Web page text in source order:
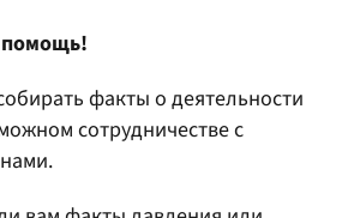
факты о деятельности
сотрудничестве с